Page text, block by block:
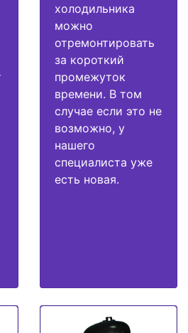
холодильника
можно
отремонтировать
за короткий
промежуток
времени. В том
случае если это не
возможно, у
нашего
специалиста уже
есть новая.